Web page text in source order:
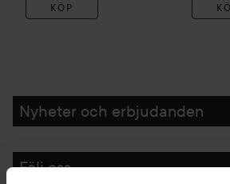
KÖP
Nyheter och erbjudanden
Följ oss